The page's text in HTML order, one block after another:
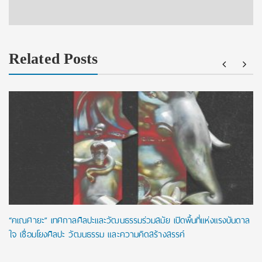
Related Posts
“คเณศายะ” เทศกาลศิลปะและวัฒนธรรมร่วมสมัย เปิดพื้นที่แห่งแรงบันดาล
ใจ เชื่อมโยงศิลปะ วัฒนธรรม และความคิดสร้างสรรค์